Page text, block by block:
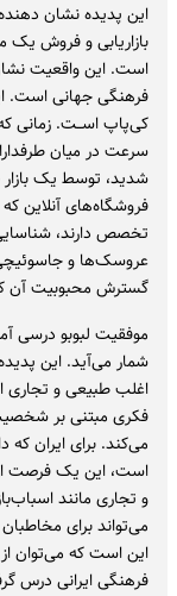
این پدیده نشان
بازاریابی و فروش یک
است. این واقعیت
فرهنگی جهانی است.
کی‌پاپ اســت. زمانی
سرعت در میان
شدید، توسط یک
فروشگاه‌های آنلاین
تخصص دارند،
عروسک‌ها و
گسترش محبوبیت آن
موفقیت لبوبو درسی
شمار می‌آید. این
اغلب طبیعی و تجاری
فکری مبتنی بر
می‌کند. برای ایران
است، این یک فرصت
و تجاری مانند
می‌تواند برای
این است که می‌توان
فرهنگی ایرانی درس